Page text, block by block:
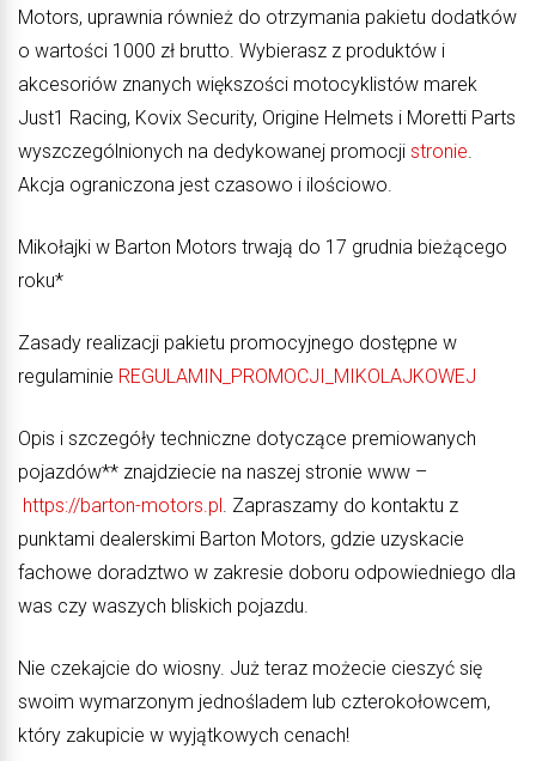
Motors, uprawnia również do otrzymania pakietu dodatków
o wartości 1000 zł brutto. Wybierasz z produktów i
akcesoriów znanych większości motocyklistów marek
Just1 Racing, Kovix Security, Origine Helmets i Moretti Parts
wyszczególnionych na dedykowanej promocji stronie
Akcja ograniczona jest czasowo i ilościowo.
Mikołajki w Barton Motors trwają do 17 grudnia bieżącego
roku*
Zasady realizacji pakietu promocyjnego dostępne w
regulaminie REGULAMIN_PROMOCJI_MIKOLAJKOWEJ
Opis i szczegóły techniczne dotyczące premiowanych
pojazdów** znajdziecie na naszej stronie www –
https://barton-motors.pl . Zapraszamy do kontaktu z
punktami dealerskimi Barton Motors, gdzie uzyskacie
fachowe doradztwo w zakresie doboru odpowiedniego dla
was czy waszych bliskich pojazdu.
Nie czekajcie do wiosny. Już teraz możecie cieszyć się
swoim wymarzonym jednośladem lub czterokołowcem,
który zakupicie w wyjątkowych cenach!